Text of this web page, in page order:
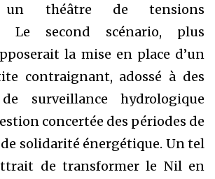
un théâtre de tensions
Le second scénario, plus
la mise en place d’un
contraignant, adossé à des
surveillance hydrologique
concertée des périodes de
de solidarité énergétique. Un tel
de transformer le Nil en